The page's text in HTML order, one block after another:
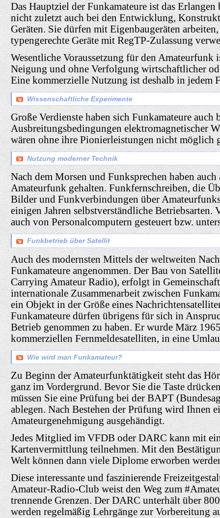
Das Hauptziel der Funkamateure ist das
nicht zuletzt auch bei den Entwicklung,
Geräten. Sie dürfen mit Eigenbaugeräten
typengerechte Geräte mit RegTP-Zulassung
Wesentliche Voraussetzung für den Amateurfunk
Neigung und ohne Verfolgung wirtschaftlicher
Eine kommerzielle Nutzung ist deshalb in jedem
Wissenschaftliche Experimente
Große Verdienste haben sich Funkamateure auch
Ausbreitungsbedingungen elektromagnetischer
wären ohne ihre Pionierleistungen nicht möglich
Nutzung moderner Technik
Nach dem Morsen und Funksprechen haben
Amateurfunk gehalten. Funkfernschreiben, die
Bilder und Funkverbindungen über
einigen Jahren selbstverständliche Betriebsarten.
auch von Personalcomputern gesteuert bzw.
Funkbetrieb über Satellit
Auch des modernsten Mittels der weltweiten
Funkamateure angenommen. Der Bau von
Carrying Amateur Radio), erfolgt in
internationale Zusammenarbeit zwischen
ein Objekt in der Größe eines
Funkamateure dürfen übrigens für sich in
Betrieb genommen zu haben. Er wurde März
kommerziellen Fernmeldesatelliten, in eine
Wie wird man Funkamateur?
Zu Beginn der Amateurfunktätigkeit steht das
ganz im Vordergrund. Bevor Sie die Taste
müssen Sie eine Prüfung bei der BAPT
ablegen. Nach Bestehen der Prüfung wird Ihnen
Amateurgenehmigung ausgehändigt.
Jedes Mitglied im VFDB oder DARC kann mit
Kartenvermittlung teilnehmen. Mit den
Welt können dann viele Diplome erworben
Diese interessante und faszinierende
Amateur-Radio-Club weist den Weg zum
trennende Grenzen. Der DARC unterhält über
werden regelmäßig Lehrgänge zur Vorbereitung